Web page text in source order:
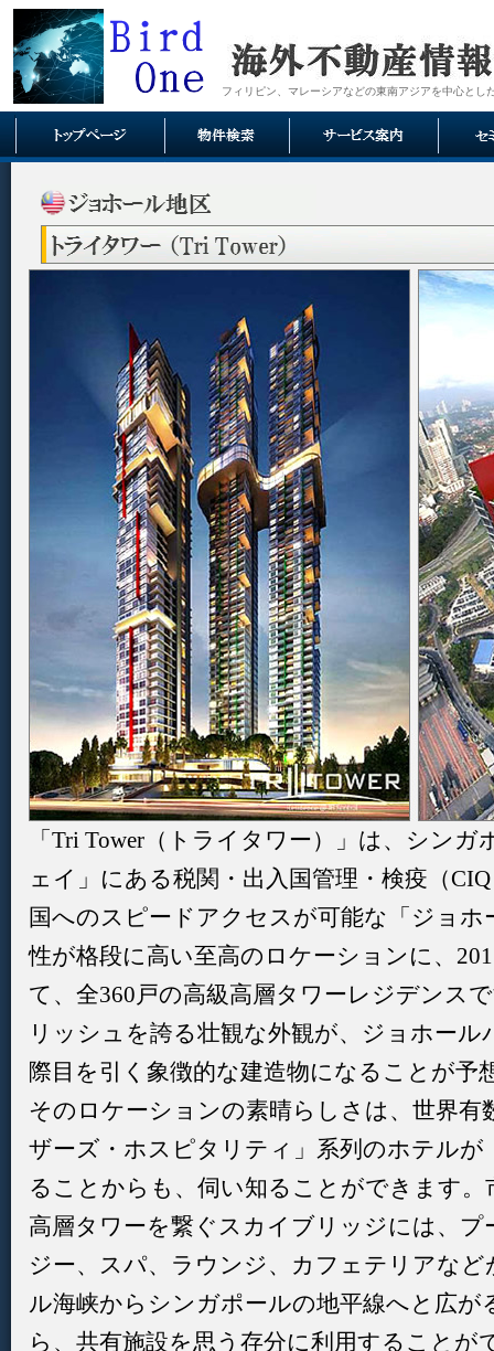
フィリピン、マレーシアなどの東南アジアを中心とし
「Tri Tower（トライタワー）」は、シン
ェイ」にある税関・出入国管理・検疫（
国へのスピードアクセスが可能な「ジョ
性が格段に高い至高のロケーションに、
て、全360戸の高級高層タワーレジデンス
リッシュを誇る壮観な外観が、ジョホー
際目を引く象徴的な建造物になることが予
そのロケーションの素晴らしさは、世界有
ザーズ・ホスピタリティ」系列のホテル
ることからも、伺い知ることができます。
高層タワーを繋ぐスカイブリッジには、
ジー、スパ、ラウンジ、カフェテリアな
ル海峡からシンガポールの地平線へと広が
ら、共有施設を思う存分に利用することが